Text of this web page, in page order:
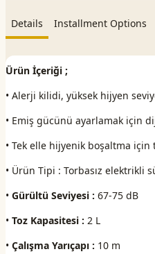
Details Installment Options
Ürün İçeriği ;
• Alerji kilidi, yüksek hijyen
• Emiş gücünü ayarlamak için
• Tek elle hijyenik boşaltma için
• Ürün Tipi : Torbasız elektrikli
• Gürültü Seviyesi : 67-75 dB
• Toz Kapasitesi : 2 L
• Çalışma Yarıçapı : 10 m